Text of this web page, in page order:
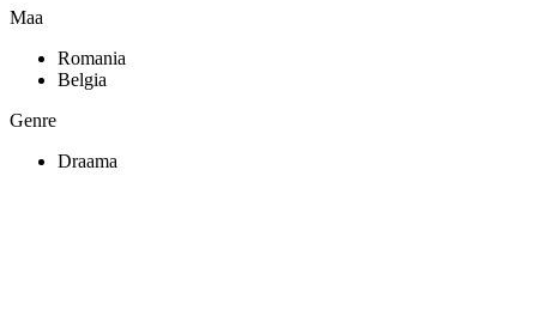
Maa
Romania
Belgia
Genre
Draama